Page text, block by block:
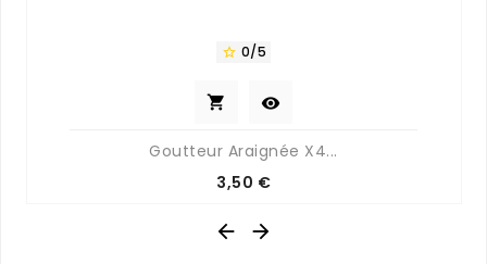
 0/5
 
Goutteur Araignée X4...
Prix
3,50 €
 